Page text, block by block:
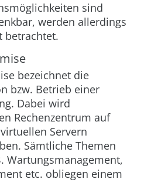
sind
werden allerdings
betrachtet.
bezeichnet die
bzw. Betrieb einer
Dabei wird
Rechenzentrum auf
Servern
Sämtliche Themen
Wartungsmanagement,
etc. obliegen einem